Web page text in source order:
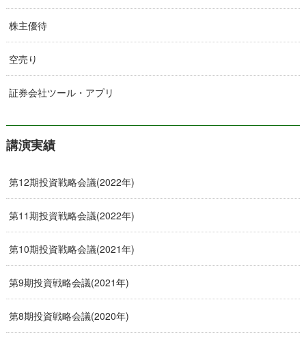
株主優待
空売り
証券会社ツール・アプリ
講演実績
第12期投資戦略会議(2022年)
第11期投資戦略会議(2022年)
第10期投資戦略会議(2021年)
第9期投資戦略会議(2021年)
第8期投資戦略会議(2020年)